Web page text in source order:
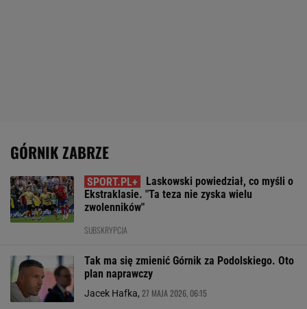
GÓRNIK ZABRZE
Laskowski powiedział, co myśli o
Ekstraklasie. "Ta teza nie zyska wielu
zwolenników"
SUBSKRYPCJA
Tak ma się zmienić Górnik za Podolskiego. Oto
plan naprawczy
Jacek Hafka, 27 MAJA 2026, 06:15